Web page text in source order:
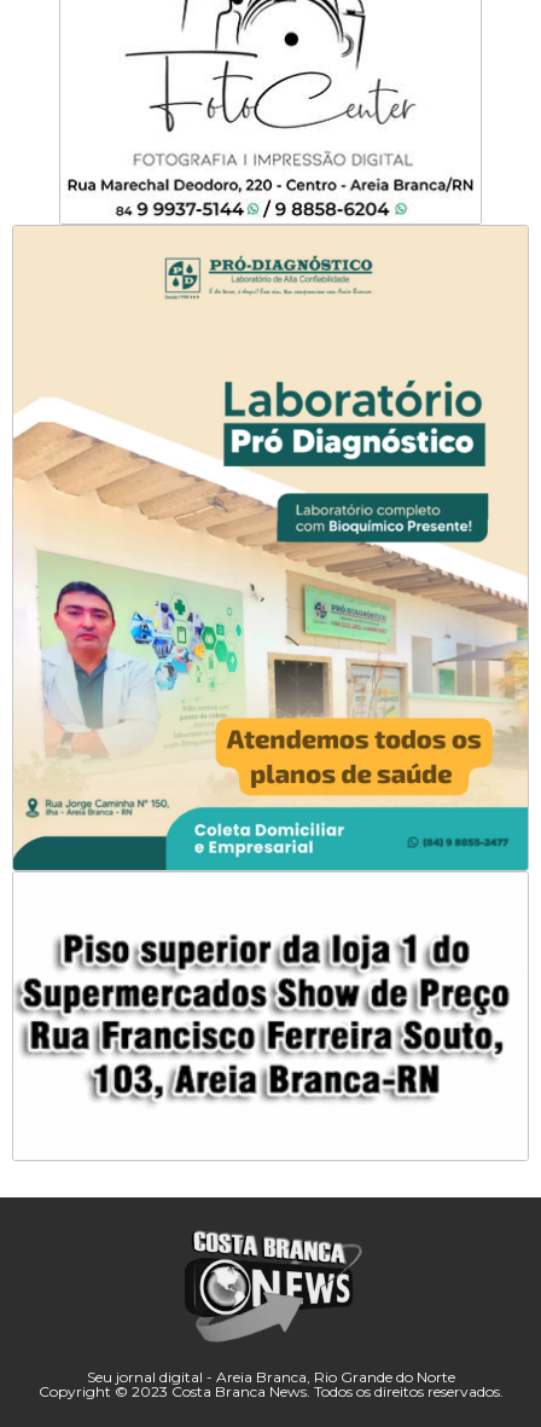
Seu jornal digital - Areia Branca, Rio Grande do Norte
Copyright © 2023 Costa Branca News. Todos os direitos reservados.